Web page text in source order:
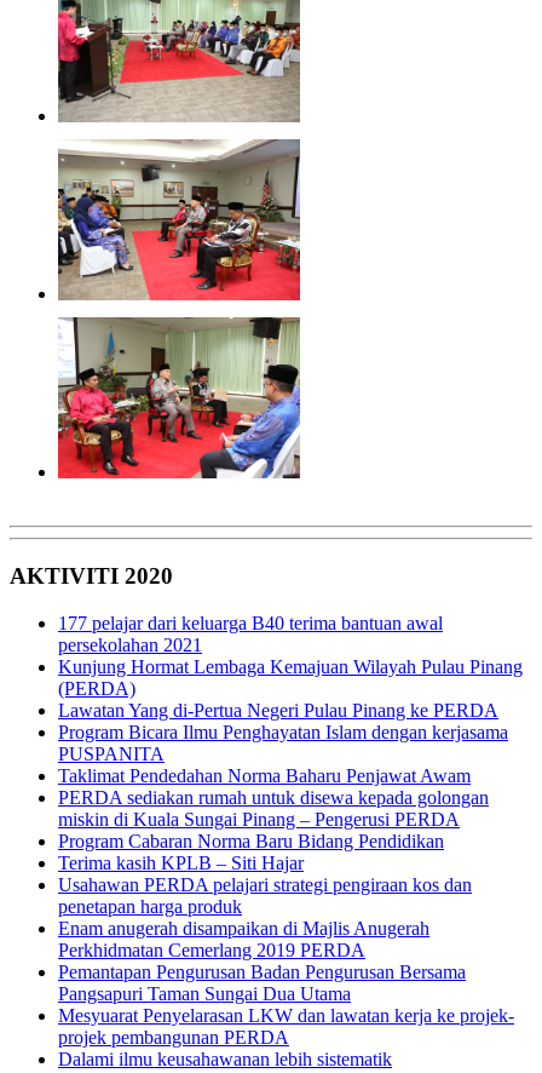
AKTIVITI 2020
177 pelajar dari keluarga B40 terima bantuan awal
persekolahan 2021
Kunjung Hormat Lembaga Kemajuan Wilayah Pulau Pinang
(PERDA)
Lawatan Yang di-Pertua Negeri Pulau Pinang ke PERDA
Program Bicara Ilmu Penghayatan Islam dengan kerjasama
PUSPANITA
Taklimat Pendedahan Norma Baharu Penjawat Awam
PERDA sediakan rumah untuk disewa kepada golongan
miskin di Kuala Sungai Pinang – Pengerusi PERDA
Program Cabaran Norma Baru Bidang Pendidikan
Terima kasih KPLB – Siti Hajar
Usahawan PERDA pelajari strategi pengiraan kos dan
penetapan harga produk
Enam anugerah disampaikan di Majlis Anugerah
Perkhidmatan Cemerlang 2019 PERDA
Pemantapan Pengurusan Badan Pengurusan Bersama
Pangsapuri Taman Sungai Dua Utama
Mesyuarat Penyelarasan LKW dan lawatan kerja ke projek-
projek pembangunan PERDA
Dalami ilmu keusahawanan lebih sistematik